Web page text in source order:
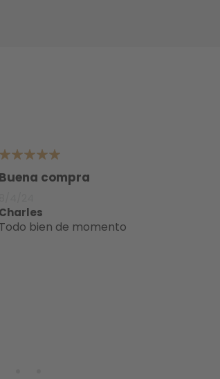
Buena compra
Charles
todo bien de momento